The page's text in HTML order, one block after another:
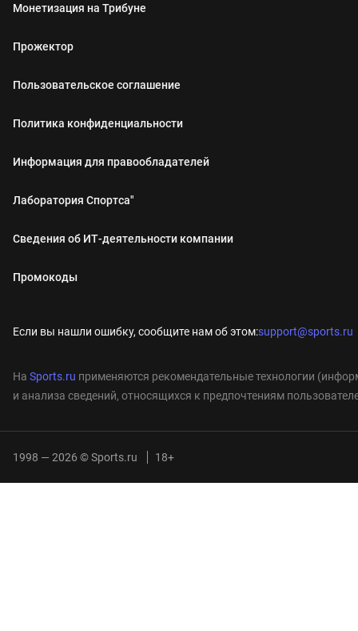
Монетизация на Трибуне
Прожектор
Пользовательское соглашение
Политика конфиденциальности
Информация для правообладателей
Лаборатория Спортса"
Сведения об ИТ‑деятельности компании
Промокоды
Если вы нашли ошибку, сообщите нам об этом:support@sports.ru
На Sports.ru применяются рекомендательные технологии
и анализа сведений, относящихся к предпочтениям
1998 — 2026 © Sports.ru 18+